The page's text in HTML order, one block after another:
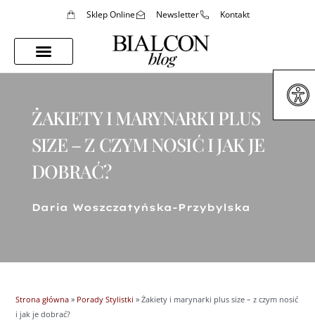
Sklep Online Newsletter Kontakt
ŻAKIETY I MARYNARKI PLUS
SIZE – Z CZYM NOSIĆ I JAK JE
DOBRAĆ?
Daria Woszczatyńska-Przybylska
Strona główna » Porady Stylistki »Żakiety i marynarki plus size – z czym nosić
i jak je dobrać?